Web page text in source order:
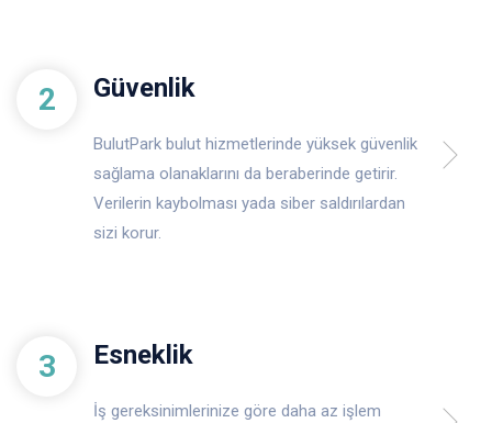
2 Güvenlik
BulutPark bulut hizmetlerinde yüksek güvenlik
sağlama olanaklarını da beraberinde getirir.
Verilerin kaybolması yada siber saldırılardan
sizi korur.
3 Esneklik
İş gereksinimlerinize göre daha az işlem